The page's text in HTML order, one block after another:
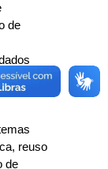
de
reuso
de